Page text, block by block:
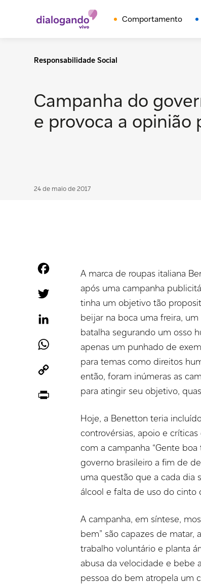
Comportamento
Responsabilidade Social
Campanha do
e provoca a opinião
24 de maio de 2017
Facebook
LinkedIn
WhatsApp
A marca de roupas italiana
após uma campanha
tinha um objetivo tão
beijar na boca uma freira,
batalha segurando um osso
apenas um punhado de
para temas como direitos
então, foram inúmeras as
para atingir seu objetivo,
Hoje, a Benetton teria
controvérsias, apoio e
com a campanha “Gente
governo brasileiro a fim de
uma questão que a cada dia
álcool e falta de uso do cinto
A campanha, em síntese,
bem” são capazes de matar,
trabalho voluntário e planta
abusa da velocidade e bebe
pessoa do bem atropela um